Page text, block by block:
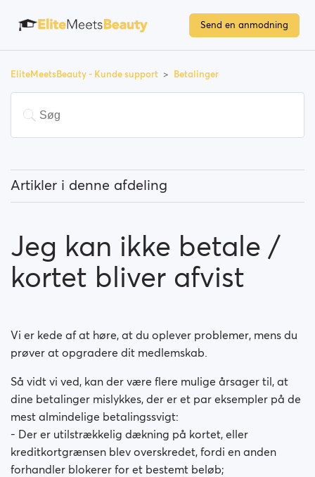
Send en anmodning
EliteMeetsBeauty - Kunde support Betalinger
Artikler i denne afdeling
Hvordan kan jeg opgradere mit medlemskab?
Hvilke betalings muligheder kan jeg bruge?
Richmeetbeautiful?
Er mit medlemskab betalt per måned?
Bliver mit abonnement fornyet automatisk?
Har du haft problemer med at købe dit medlemskab?
Hvordan anmoder jeg om en refusion?
Jeg kan ikke betale /
kortet bliver afvist
Vi er kede af at høre, at du oplever problemer, mens du
prøver at opgradere dit medlemskab.
Så vidt vi ved, kan der være flere mulige årsager til, at
dine betalinger mislykkes, der er et par eksempler på de
mest almindelige betalingssvigt:
- Der er utilstrækkelig dækning på kortet, eller
kreditkortgrænsen blev overskredet, fordi en anden
forhandler blokerer for et bestemt beløb;